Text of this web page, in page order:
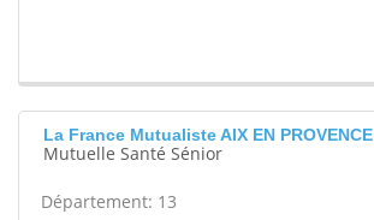
La France Mutualiste AIX EN PROVENCE
Mutuelle Santé Sénior
Département: 13